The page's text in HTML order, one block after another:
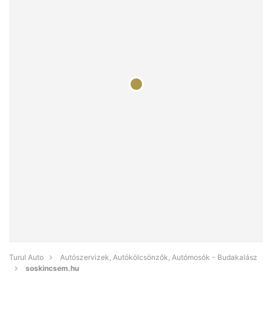
Turul Auto
Autószervizek, Autókölcsönzők, Autómosók - Budakalász
soskincsem.hu